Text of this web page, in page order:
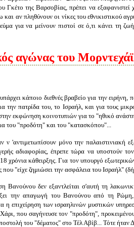
Γκέτο της Βαρσοβίας, πρέπει να
αν πληθύνουν οι νίκες του εθνικιστικού
για να μείνουν πιστοί σε ό,τι κάνει τη
αγώνας του
κάποιο διεθνές βραβείο για την
την πατρίδα του, το Ισραήλ, και για τους
στην εκφώνηση κοινοτυπιών για το "ηθικό
του "προδότη" και του "κατασκόπου"...
ν 'αντιμετωπίσουν μόνο την παλαιστινιακή
αδιαφορίας, έπρεπε τώρα να υποστούν
χρόνια κάθειρξης. Για τον υπουργό
"είχε ζημιώσει την ασφάλεια του Ισραήλ"
Βανούνου δεν εξαντλείται σ'αυτή τη
την απαγωγή του Βανούνου από τη Ρώμη,
επιχείρηση των ισραηλινών μυστικών
που σαγήνευσε τον "προδότη",
του "δέματος" στο Τέλ Αβίβ... Τότε ήταν